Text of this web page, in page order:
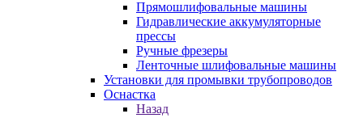
Прямошлифовальные машины
Гидравлические аккумуляторные
прессы
Ручные фрезеры
Ленточные шлифовальные машины
Установки для промывки трубопроводов
Оснастка
Назад